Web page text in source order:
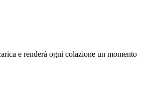
e renderà ogni colazione un momento